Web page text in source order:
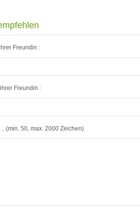
Freundin :
Freundin :
50, max. 2000 Zeichen)